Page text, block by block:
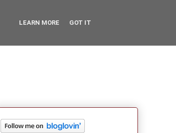
LEARN MORE GOT IT